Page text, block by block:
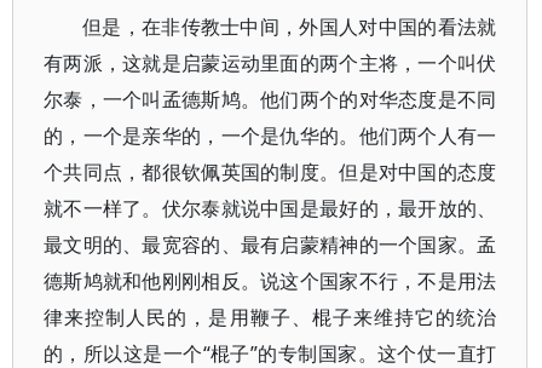
但是，在非传教士中间，外国人对中国的看法就
有两派，这就是启蒙运动里面的两个主将，一个叫伏
尔泰，一个叫孟德斯鸠。他们两个的对华态度是不同
的，一个是亲华的，一个是仇华的。他们两个人有一
个共同点，都很钦佩英国的制度。但是对中国的态度
就不一样了。伏尔泰就说中国是最好的，最开放的、
最文明的、最宽容的、最有启蒙精神的一个国家。孟
德斯鸠就和他刚刚相反。说这个国家不行，不是用法
律来控制人民的，是用鞭子、棍子来维持它的统治
的，所以这是一个“棍子”的专制国家。这个仗一直打